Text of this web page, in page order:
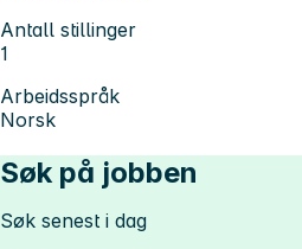
Antall stillinger
1
Arbeidsspråk
Norsk
Søk på jobben
Søk senest i dag